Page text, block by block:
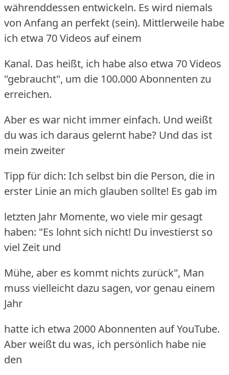
währenddessen entwickeln. Es wird niemals
von Anfang an perfekt (sein). Mittlerweile habe
ich etwa 70 Videos auf einem
Kanal. Das heißt, ich habe also etwa 70 Videos
"gebraucht", um die 100.000 Abonnenten zu
erreichen.
Aber es war nicht immer einfach. Und weißt
du was ich daraus gelernt habe? Und das ist
mein zweiter
Tipp für dich: Ich selbst bin die Person, die in
erster Linie an mich glauben sollte! Es gab im
letzten Jahr Momente, wo viele mir gesagt
haben: "Es lohnt sich nicht! Du investierst so
viel Zeit und
Mühe, aber es kommt nichts zurück", Man
muss vielleicht dazu sagen, vor genau einem
Jahr
hatte ich etwa 2000 Abonnenten auf YouTube.
Aber weißt du was, ich persönlich habe nie
den